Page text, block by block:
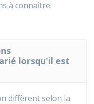
à connaître.
lorsqu'il est
diffèrent selon la